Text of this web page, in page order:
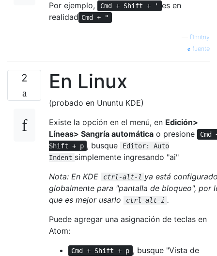
Por ejemplo,
Cmd + Shift + '
es en
realidad Cmd + "
— Dmitriy
fuente
2 En Linux
(probado en Ununtu KDE)
Existe la opción en el menú, en Edición>
Líneas> Sangría automática o presione
Cmd
Shift + p , busque
Editor: Auto
Indent simplemente ingresando "ai"
Nota: En KDE
ctrl-alt-l ya está
globalmente para "pantalla de bloqueo", por
que es mejor usarlo
ctrl-alt-i .
Puede agregar una asignación de teclas en
Atom:
Cmd + Shift + p , busque "Vista de